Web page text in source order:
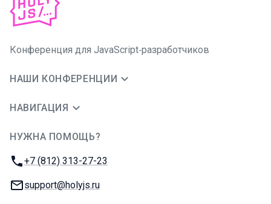
Конференция для JavaScript‑разработчиков
НАШИ КОНФЕРЕНЦИИ
НАВИГАЦИЯ
НУЖНА ПОМОЩЬ?
Телефон:
+7 (812) 313-27-23
E-mail:
support@holyjs.ru